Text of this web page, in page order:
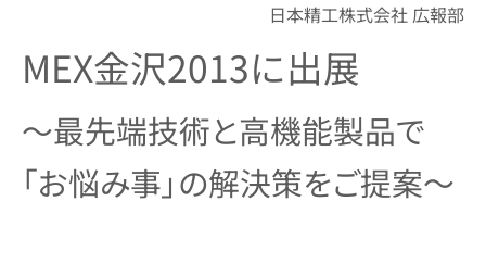
日本精工株式会社 広報部
MEX金沢2013に出展
～最先端技術と高機能製品で
「お悩み事」の解決策をご提案～